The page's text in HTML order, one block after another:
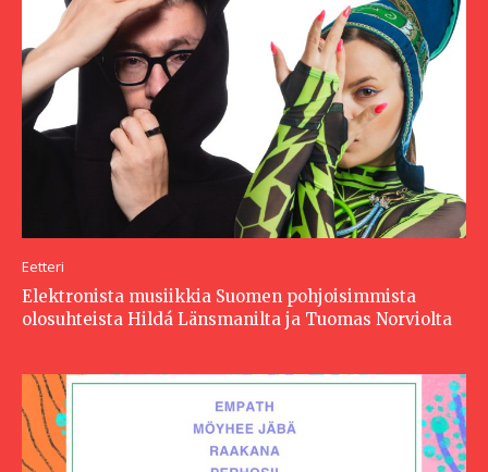
Eetteri
Elektronista musiikkia Suomen pohjoisimmista
olosuhteista Hildá Länsmanilta ja Tuomas Norviolta